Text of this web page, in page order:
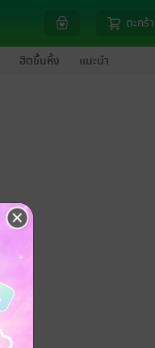
ตะกร้า
ฮิตขึ้นหิ้ง แนะนำ